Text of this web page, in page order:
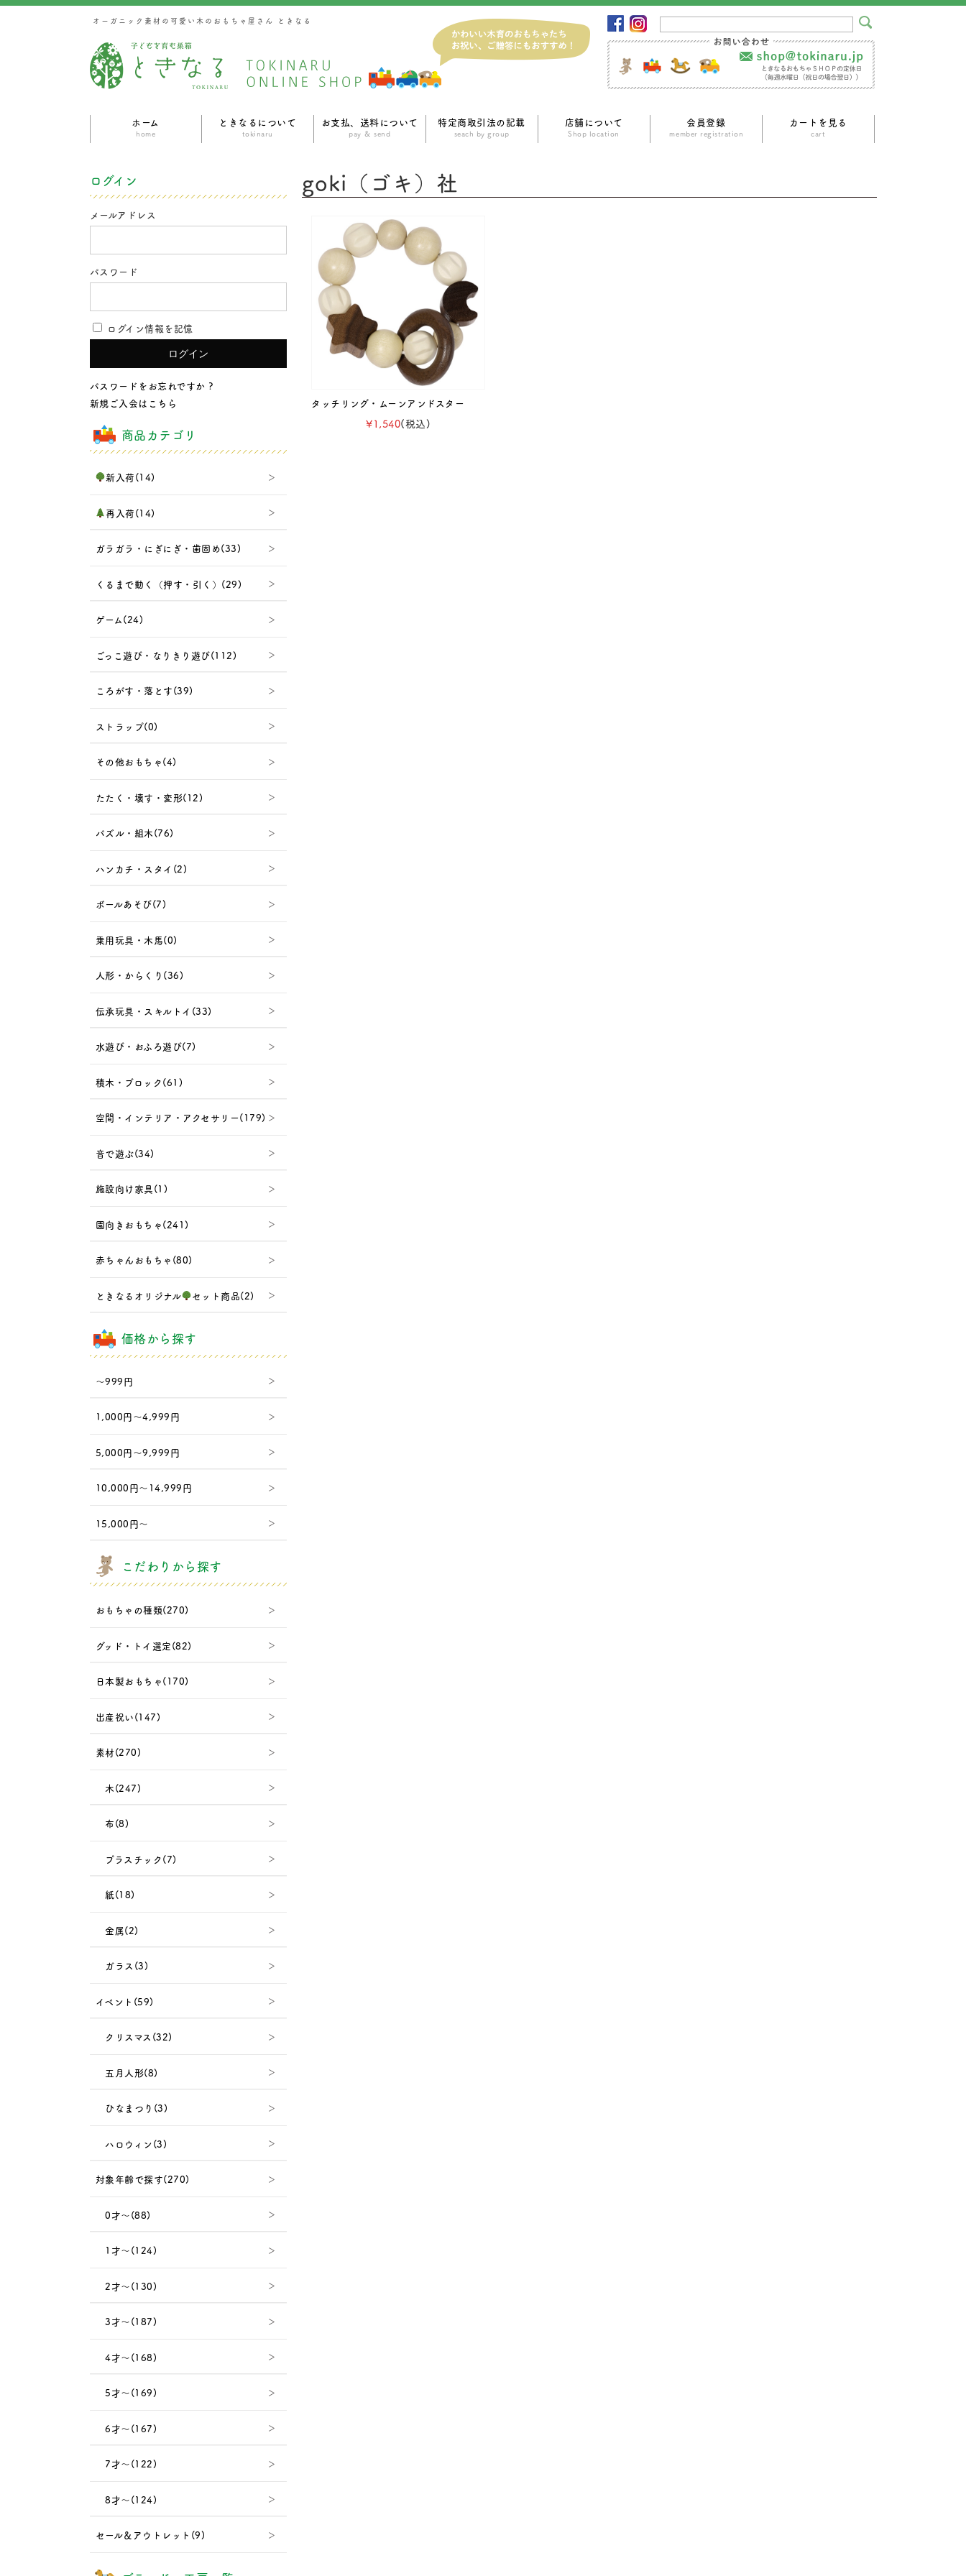
オーガニック素材の可愛い木のおもちゃ屋さん ときなる
ホーム
home
ときなるについて
tokinaru
お支払、送料について
pay ＆ send
特定商取引法の記載
seach by group
店舗について
Shop location
会員登録
ｍember registration
カートを見る
cart
goki（ゴキ）社
タッチリング・ムーンアンドスター
¥1,540(税込)
ログイン
メールアドレス
パスワード
ログイン情報を記憶
パスワードをお忘れですか ?
新規ご入会はこちら
商品カテゴリ
新入荷(14)
再入荷(14)
ガラガラ・にぎにぎ・歯固め(33)
くるまで動く（押す・引く）(29)
ゲーム(24)
ごっこ遊び・なりきり遊び(112)
ころがす・落とす(39)
ストラップ(0)
その他おもちゃ(4)
たたく・壊す・変形(12)
パズル・組木(76)
ハンカチ・スタイ(2)
ボールあそび(7)
乗用玩具・木馬(0)
人形・からくり(36)
伝承玩具・スキルトイ(33)
水遊び・おふろ遊び(7)
積木・ブロック(61)
空間・インテリア・アクセサリー(179)
音で遊ぶ(34)
施設向け家具(1)
園向きおもちゃ(241)
赤ちゃんおもちゃ(80)
ときなるオリジナル セット商品(2)
価格から探す
～999円
1,000円～4,999円
5,000円～9,999円
10,000円～14,999円
15,000円～
こだわりから探す
おもちゃの種類(270)
グッド・トイ選定(82)
日本製おもちゃ(170)
出産祝い(147)
素材(270)
木(247)
布(8)
プラスチック(7)
紙(18)
金属(2)
ガラス(3)
イベント(59)
クリスマス(32)
五月人形(8)
ひなまつり(3)
ハロウィン(3)
対象年齢で探す(270)
0才～(88)
1才～(124)
2才～(130)
3才～(187)
4才～(168)
5才～(169)
6才～(167)
7才～(122)
8才～(124)
セール＆アウトレット(9)